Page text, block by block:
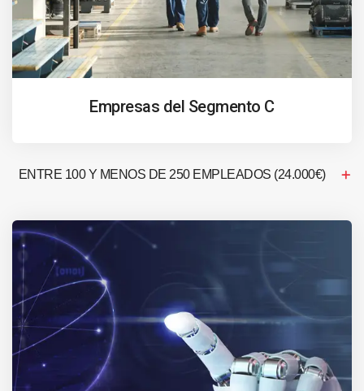
Empresas del Segmento C
ENTRE 100 Y MENOS DE 250 EMPLEADOS (24.000€)